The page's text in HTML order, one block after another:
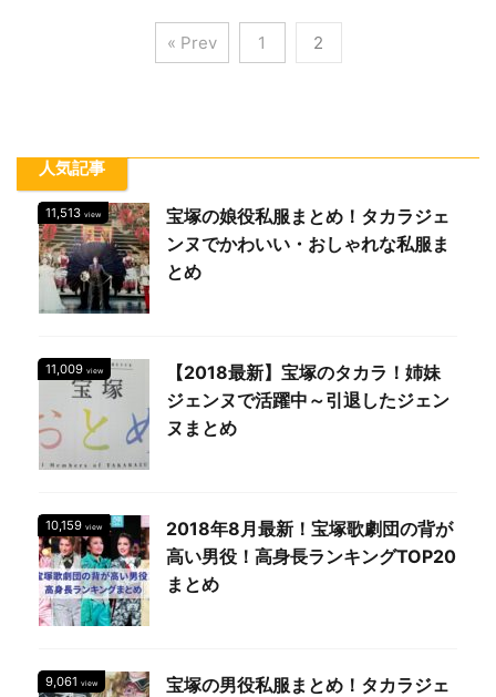
ませんが、医療広告規制
が非常に厳しくなりま
伝えしますね。 まずビ
フォーアフターはNG、
患者様の声もNG、サイ
ト内ブログもNGです。
また極端な話、虚偽があ
ると刑事罰→医道審議会
としては、「満足度
91.7%！」、「安心して
かかれる治療院です」な
どの広告は根拠がない場
« Prev 1 2
人気記事
11,513 view
宝塚の娘役私服まとめ！タカラジェ
ンヌでかわいい・おしゃれな私服ま
とめ
11,009 view
【2018最新】宝塚のタカラ！姉妹
ジェンヌで活躍中～引退したジェン
ヌまとめ
10,159 view
2018年8月最新！宝塚歌劇団の背が
高い男役！高身長ランキングTOP20
まとめ
9,061 view
宝塚の男役私服まとめ！タカラジェ